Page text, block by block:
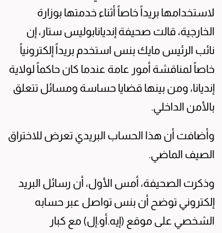
لاستخدامها بريداً خاصاً أثناء خدمتها بوزارة
الخارجية، قالت صحيفة إنديانابوليس ستار، إن
نائب الرئيس مايك بنس استخدم بريداً إلكترونياً
خاصاً لمناقشة أمور عامة عندما كان حاكماً لولاية
إنديانا، ومن بينها قضايا حساسة ومسائل تتعلق
بالأمن الداخلي.
وأضافت أن هذا الحساب البريدي تعرض للاختراق
الصيف الماضي.
وذكرت الصحيفة، أمس الأول، أن رسائل البريد
إلكتروني توضح أن بنس تواصل عبر حسابه
الشخصي على موقع (إيه.أو.إل) مع كبار